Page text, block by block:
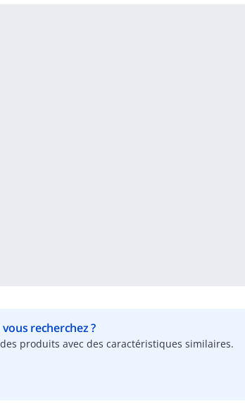
recherchez ?
produits avec des caractéristiques similaires.